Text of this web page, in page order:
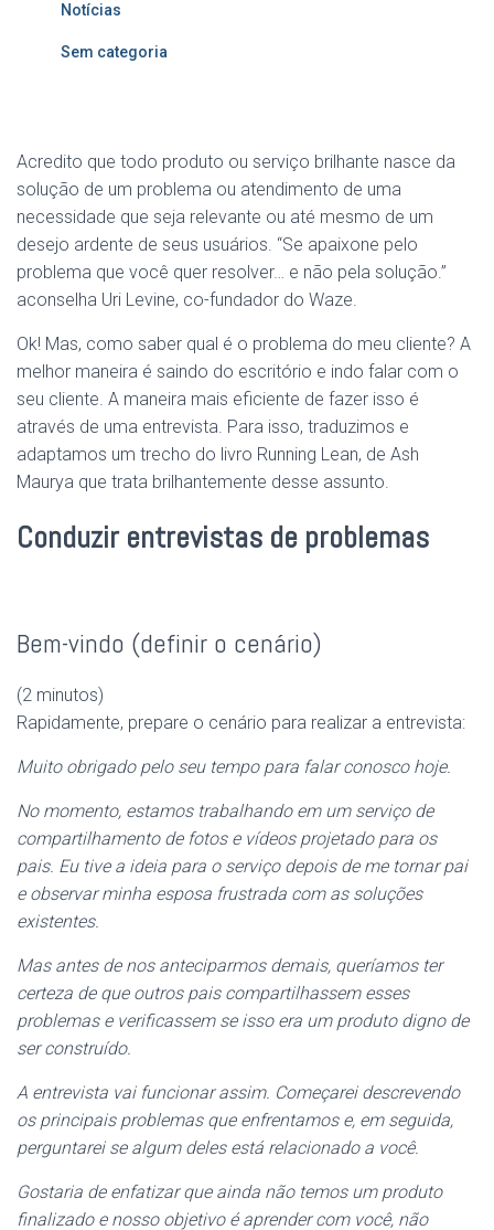
Notícias
Sem categoria
Acredito que todo produto ou serviço brilhante nasce da
solução de um problema ou atendimento de uma
necessidade que seja relevante ou até mesmo de um
desejo ardente de seus usuários. “Se apaixone pelo
problema que você quer resolver… e não pela solução.”
aconselha Uri Levine, co-fundador do Waze.
Ok! Mas, como saber qual é o problema do meu cliente? A
melhor maneira é saindo do escritório e indo falar com o
seu cliente. A maneira mais eficiente de fazer isso é
através de uma entrevista. Para isso, traduzimos e
adaptamos um trecho do livro Running Lean, de Ash
Maurya que trata brilhantemente desse assunto.
Conduzir entrevistas de problemas
Bem-vindo (definir o cenário)
(2 minutos)
Rapidamente, prepare o cenário para realizar a entrevista:
Muito obrigado pelo seu tempo para falar conosco hoje.
No momento, estamos trabalhando em um serviço de
compartilhamento de fotos e vídeos projetado para os
pais. Eu tive a ideia para o serviço depois de me tornar pai
e observar minha esposa frustrada com as soluções
existentes.
Mas antes de nos anteciparmos demais, queríamos ter
certeza de que outros pais compartilhassem esses
problemas e verificassem se isso era um produto digno de
ser construído.
A entrevista vai funcionar assim. Começarei descrevendo
os principais problemas que enfrentamos e, em seguida,
perguntarei se algum deles está relacionado a você.
Gostaria de enfatizar que ainda não temos um produto
finalizado e nosso objetivo é aprender com você, não